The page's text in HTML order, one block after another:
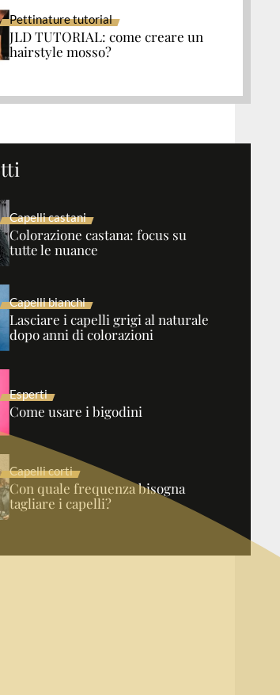
Pettinature tutorial
JLD TUTORIAL: come creare un
hairstyle mosso?
Capelli castani
Colorazione castana: focus su
tutte le nuance
Capelli bianchi
Lasciare i capelli grigi al naturale
dopo anni di colorazioni
Esperti
Come usare i bigodini
Capelli corti
Con quale frequenza bisogna
tagliare i capelli?